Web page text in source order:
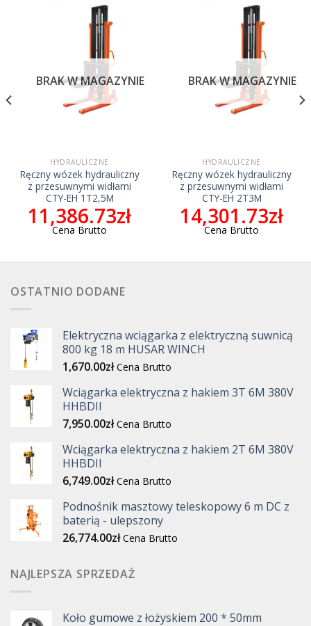
BRAK W MAGAZYNIE
HYDRAULICZNE
Ręczny wózek hydrauliczny
z przesuwnymi widłami
CTY-EH 1T2,5M
11,386.73zł
Cena Brutto
BRAK W MAGAZYNIE
HYDRAULICZNE
Ręczny wózek hydrauliczny
z przesuwnymi widłami
CTY-EH 2T3M
14,301.73zł
Cena Brutto
OSTATNIO DODANE
Elektryczna wciągarka z elektryczną suwnicą
800 kg 18 m HUSAR WINCH
1,670.00zł Cena Brutto
Wciągarka elektryczna z hakiem 3T 6M 380V
HHBDII
7,950.00zł Cena Brutto
Wciągarka elektryczna z hakiem 2T 6M 380V
HHBDII
6,749.00zł Cena Brutto
Podnośnik masztowy teleskopowy 6 m DC z
baterią - ulepszony
26,774.00zł Cena Brutto
NAJLEPSZA SPRZEDAŻ
Koło gumowe z łożyskiem 200 * 50mm